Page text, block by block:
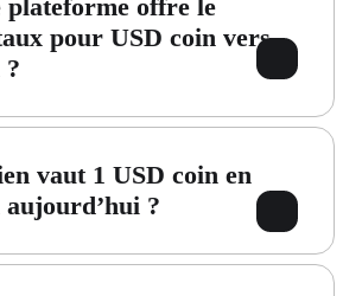
plateforme offre le
pour USD coin vers
?
vaut 1 USD coin en
?